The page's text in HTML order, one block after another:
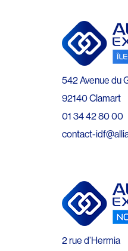
542 Avenue du
92140 Clamart
01 34 42 80 00
contact-
2 rue d’Hermia